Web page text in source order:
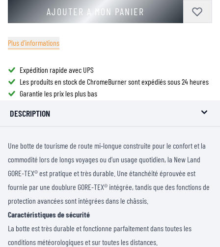
AJOUTER A MON PANIER
Plus d'informations
Expédition rapide avec UPS
Les produits en stock de ChromeBurner sont expédiés sous 24 heures
Garantie les prix les plus bas
DESCRIPTION
Une botte de tourisme de route mi-longue construite pour le confort et la
commodité lors de longs voyages ou d’un usage quotidien, la New Land
GORE-TEX® est pratique et très durable. Une étanchéité éprouvée est
fournie par une doublure GORE-TEX® intégrée, tandis que des fonctions de
protection avancées sont intégrées dans le châssis.
Caractéristiques de sécurité
La botte est très durable et fonctionne parfaitement dans toutes les
conditions météorologiques et sur toutes les distances.